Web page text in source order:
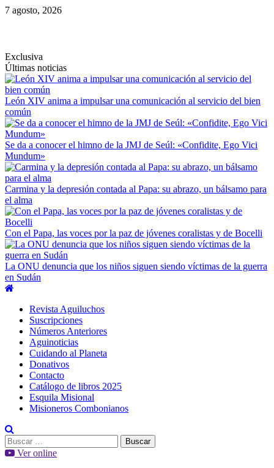
Saltar
7 agosto, 2026
Exclusiva
Últimas noticias
León XIV anima a impulsar una comunicación al servicio del bien
común
Se da a conocer el himno de la JMJ de Seúl: «Confidite, Ego Vici
Mundum»
Carmina y la depresión contada al Papa: su abrazo, un bálsamo para
el alma
Con el Papa, las voces por la paz de jóvenes coralistas y de Bocelli
La ONU denuncia que los niños siguen siendo víctimas de la guerra
en Sudán
Revista Aguiluchos
Suscripciones
Números Anteriores
Aguinoticias
Cuidando al Planeta
Donativos
Contacto
Catálogo de libros 2025
Esquila Misional
Misioneros Combonianos
Buscar:
Ver online